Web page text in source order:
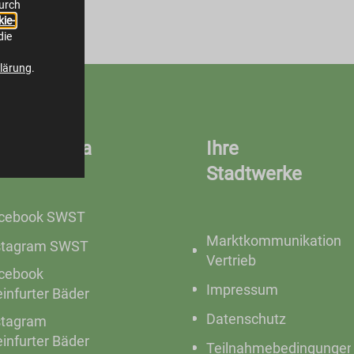
.
Media
SWST
SWST
Bäder
Bäder
Ihre
Stadtwerke
Marktkommunikation
Vertrieb
Impressum
Datenschutz
Teilnahmebedingungen